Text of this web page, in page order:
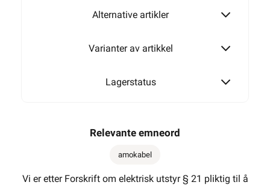
Alternative artikler
Varianter av artikkel
Lagerstatus
Relevante emneord
amokabel
Vi er etter Forskrift om elektrisk utstyr § 21 pliktig til å